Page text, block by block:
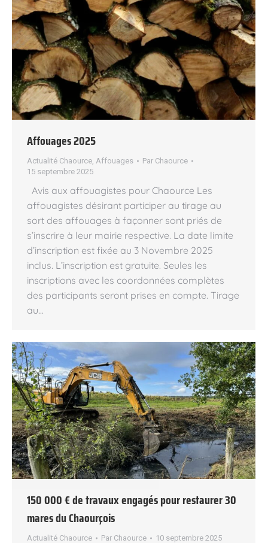
Affouages 2025
Actualité Chaource, Affouages Par Chaource
15 septembre 2025
Avis aux affouagistes pour Chaource Les
affouagistes désirant participer au tirage au
sort des affouages à façonner sont priés de
s’inscrire à leur mairie respective. La date limite
d’inscription est fixée au 3 Novembre 2025
inclus. L’inscription est gratuite. Seules les
inscriptions avec les coordonnées complètes
des participants seront prises en compte. Tirage
au…
150 000 € de travaux engagés pour restaurer 30
mares du Chaourçois
Actualité Chaource Par Chaource 10 septembre 2025